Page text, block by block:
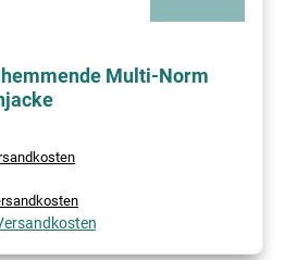
Multi-Norm